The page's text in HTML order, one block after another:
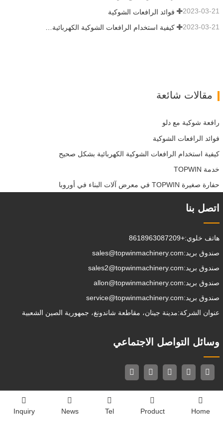
فوائد الرافعات الشوكية 2023-03-21
2023-03-21
مقالات شائعة
رافعة شوكية مع دلو
فوائد الرافعات الشوكية
كيفية استخدام الرافعات الشوكية الكهربائية بشكل صحيح
خدمة TOPWIN
حفارة صغيرة TOPWIN في معرض آلات البناء في أوروبا
اتصل بنا
هاتف خلوي:+8618963087209
صندوق بريد:sales@topwinmachinery.com
صندوق بريد:sales2@topwinmachinery.com
صندوق بريد:allon@topwinmachinery.com
صندوق بريد:service@topwinmachinery.com
عنوان الشركة:مدينة جينان، مقاطعة شاندونغ، جمهورية الصين الشعبية
وسائل التواصل الاجتماعي
Copyright © 2020-2025 شاندونغ توبوين الماكينات والشركة المحدودة.
Home
Product
Tel
News
Inquiry